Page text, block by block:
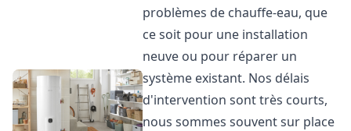
problèmes de chauffe-eau, que
ce soit pour une installation
neuve ou pour réparer un
système existant. Nos délais
d'intervention sont très courts,
nous sommes souvent sur place